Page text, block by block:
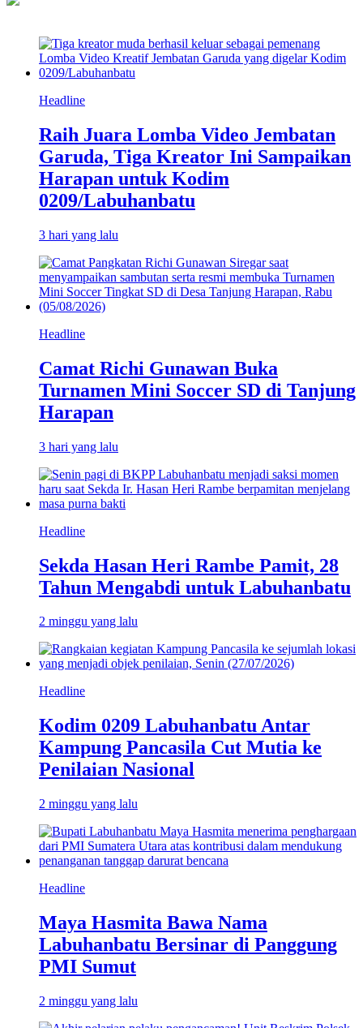
Headline
Raih Juara Lomba Video Jembatan
Garuda, Tiga Kreator Ini Sampaikan
Harapan untuk Kodim
0209/Labuhanbatu
3 hari yang lalu
Headline
Camat Richi Gunawan Buka
Turnamen Mini Soccer SD di Tanjung
Harapan
3 hari yang lalu
Headline
Sekda Hasan Heri Rambe Pamit, 28
Tahun Mengabdi untuk Labuhanbatu
2 minggu yang lalu
Headline
Kodim 0209 Labuhanbatu Antar
Kampung Pancasila Cut Mutia ke
Penilaian Nasional
2 minggu yang lalu
Headline
Maya Hasmita Bawa Nama
Labuhanbatu Bersinar di Panggung
PMI Sumut
2 minggu yang lalu